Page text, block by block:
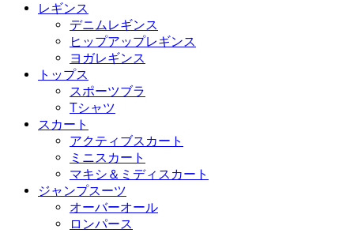
レギンス
デニムレギンス
ヒップアップレギンス
ヨガレギンス
トップス
スポーツブラ
Tシャツ
スカート
アクティブスカート
ミニスカート
マキシ＆ミディスカート
ジャンプスーツ
オーバーオール
ロンパース